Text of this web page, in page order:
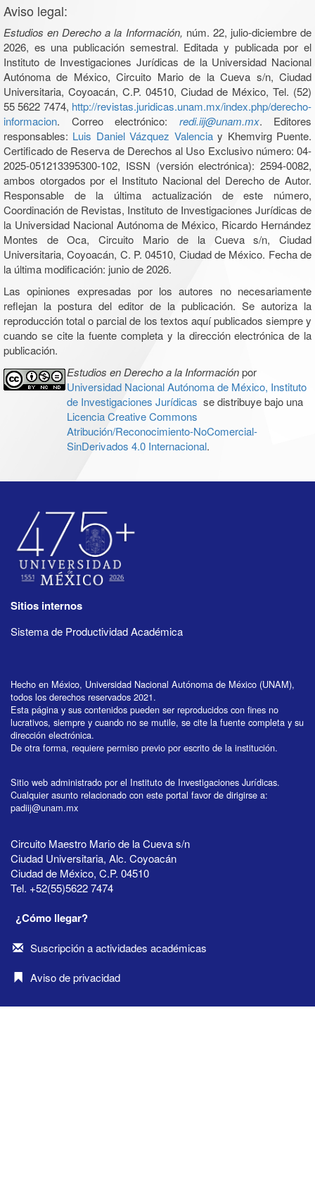
Aviso legal:
Estudios en Derecho a la Información, núm. 22, julio-diciembre de
2026, es una publicación semestral. Editada y publicada por el
Instituto de Investigaciones Jurídicas de la Universidad Nacional
Autónoma de México, Circuito Mario de la Cueva s/n, Ciudad
Universitaria, Coyoacán, C.P. 04510, Ciudad de México, Tel. (52)
55 5622 7474, http://revistas.juridicas.unam.mx/index.php/derecho-
informacion. Correo electrónico: redi.iij@unam.mx. Editores
responsables: Luis Daniel Vázquez Valenciay Khemvirg Puente.
Certificado de Reserva de Derechos al Uso Exclusivo número: 04-
2025-051213395300-102, ISSN (versión electrónica): 2594-0082,
ambos otorgados por el Instituto Nacional del Derecho de Autor.
Responsable de la última actualización de este número,
Coordinación de Revistas, Instituto de Investigaciones Jurídicas de
la Universidad Nacional Autónoma de México, Ricardo Hernández
Montes de Oca, Circuito Mario de la Cueva s/n, Ciudad
Universitaria, Coyoacán, C. P. 04510, Ciudad de México. Fecha de
la última modificación: junio de 2026.
Las opiniones expresadas por los autores no necesariamente
reflejan la postura del editor de la publicación. Se autoriza la
reproducción total o parcial de los textos aquí publicados siempre y
cuando se cite la fuente completa y la dirección electrónica de la
publicación.
Estudios en Derecho a la Informaciónpor
Universidad Nacional Autónoma de México, Instituto
de Investigaciones Jurídicas se distribuye bajo una
Licencia Creative Commons
Atribución/Reconocimiento-NoComercial-
SinDerivados 4.0 Internacional.
Sitios internos
Sistema de Productividad Académica
Hecho en México, Universidad Nacional Autónoma de México (UNAM),
todos los derechos reservados 2021.
Esta página y sus contenidos pueden ser reproducidos con fines no
lucrativos, siempre y cuando no se mutile, se cite la fuente completa y su
dirección electrónica.
De otra forma, requiere permiso previo por escrito de la institución.
Sitio web administrado por el Instituto de Investigaciones Jurídicas.
Cualquier asunto relacionado con este portal favor de dirigirse a:
padiij@unam.mx
Circuito Maestro Mario de la Cueva s/n
Ciudad Universitaria, Alc. Coyoacán
Ciudad de México, C.P. 04510
Tel. +52(55)5622 7474
¿Cómo llegar?
Suscripción a actividades académicas
Aviso de privacidad